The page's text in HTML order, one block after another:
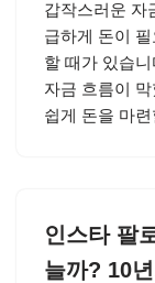
갑작스러운 자
급하게 돈이
할 때가 있습
자금 흐름이
쉽게 돈을 마
인스타 팔
늘까? 10